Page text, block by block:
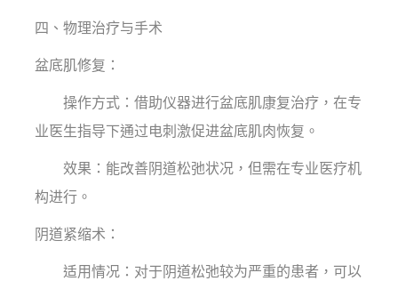
四、物理治疗与手术
盆底肌修复：
操作方式：借助仪器进行盆底肌康复治疗，在专
业医生指导下通过电刺激促进盆底肌肉恢复。
效果：能改善阴道松弛状况，但需在专业医疗机
构进行。
阴道紧缩术：
适用情况：对于阴道松弛较为严重的患者，可以